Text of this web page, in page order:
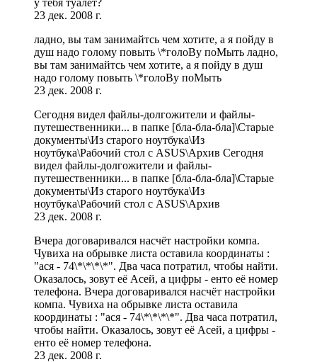
23 дек. 2008 г.
ладно, вы там занимайтсь чем хотите, а я пойду в
душ надо голому повыть \*голоВу поМыть ладно,
вы там занимайтсь чем хотите, а я пойду в душ
надо голому повыть \*голоВу поМыть
23 дек. 2008 г.
Сегодня видел файлы-долгожители и файлы-
путешественники... в папке [бла-бла-бла]\Старые
документы\Из старого ноутбука\Из
ноутбука\Рабочий стол с ASUS\Архив Сегодня
видел файлы-долгожители и файлы-
путешественники... в папке [бла-бла-бла]\Старые
документы\Из старого ноутбука\Из
ноутбука\Рабочий стол с ASUS\Архив
23 дек. 2008 г.
Вчера договаривался насчёт настройки компа.
Чувиха на обрывке листа оставила координаты :
"ася - 74\*\*\*\*". Два часа потратил, чтобы найти.
Оказалось, зовут её Асей, а цифры - енто её номер
телефона. Вчера договаривался насчёт настройки
компа. Чувиха на обрывке листа оставила
координаты : "ася - 74\*\*\*\*". Два часа потратил,
чтобы найти. Оказалось, зовут её Асей, а цифры -
енто её номер телефона.
23 дек. 2008 г.